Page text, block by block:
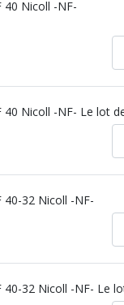
40 Nicoll -NF-
40 Nicoll -NF- Le lot
40-32 Nicoll -NF-
40-32 Nicoll -NF- Le